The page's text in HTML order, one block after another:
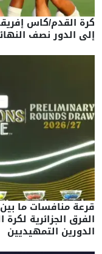
إلى الدور نصف
الفرق الجزائرية
الدورين التمهيديين